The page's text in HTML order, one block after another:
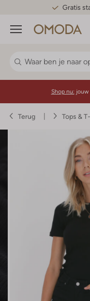
Gratis
Menu
Shop nu:
Terug Tops &